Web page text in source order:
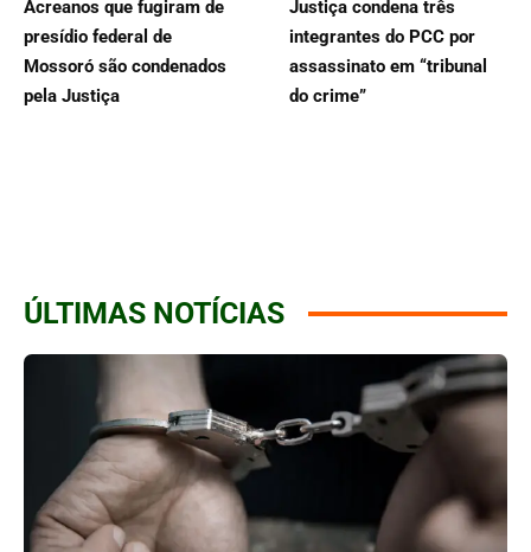
Acreanos que fugiram de
presídio federal de
Mossoró são condenados
pela Justiça
Justiça condena três
integrantes do PCC por
assassinato em “tribunal
do crime”
ÚLTIMAS NOTÍCIAS